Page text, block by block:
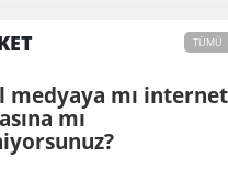
TÜMÜ
medyaya mı internet
mı